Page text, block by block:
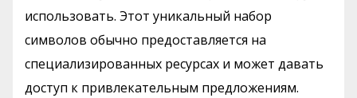
использовать. Этот уникальный набор
символов обычно предоставляется на
специализированных ресурсах и может давать
доступ к привлекательным предложениям.